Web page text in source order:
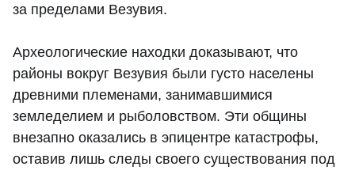
за пределами Везувия.
Археологические находки доказывают, что
районы вокруг Везувия были густо населены
древними племенами, занимавшимися
земледелием и рыболовством. Эти общины
внезапно оказались в эпицентре катастрофы,
оставив лишь следы своего существования под